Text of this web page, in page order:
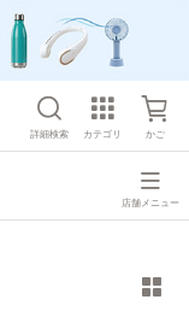
詳細検索 カテゴリ かご
店舗メニュー